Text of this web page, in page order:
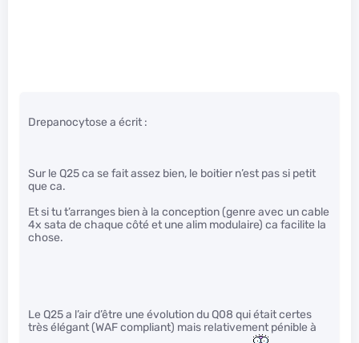
Drepanocytose a écrit :
Sur le Q25 ca se fait assez bien, le boitier n’est pas si petit
que ca.
Et si tu t’arranges bien à la conception (genre avec un cable
4x sata de chaque côté et une alim modulaire) ca facilite la
chose.
Le Q25 a l’air d’être une évolution du Q08 qui était certes
très élégant (WAF compliant) mais relativement pénible à